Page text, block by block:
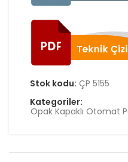
Stok kodu: ÇP 5155
Kategoriler:
Opak Kapaklı Otomat